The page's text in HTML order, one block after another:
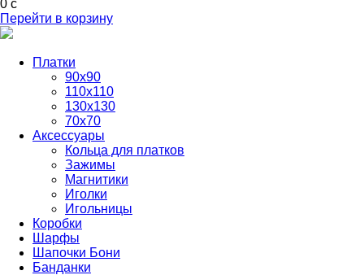
0 c
Перейти в корзину
Платки
90x90
110x110
130x130
70х70
Аксессуары
Кольца для платков
Зажимы
Магнитики
Иголки
Игольницы
Коробки
Шарфы
Шапочки Бони
Банданки